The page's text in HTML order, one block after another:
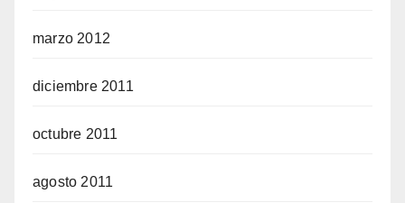
marzo 2012
diciembre 2011
octubre 2011
agosto 2011